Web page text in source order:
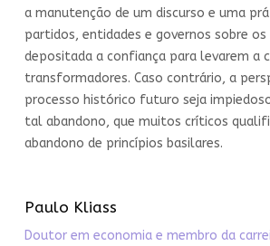
a manutenção de um discurso e uma
partidos, entidades e governos sobre
depositada a confiança para levarem a
transformadores. Caso contrário, a
processo histórico futuro seja
tal abandono, que muitos críticos
abandono de princípios basilares.
Paulo Kliass
Doutor em economia e membro da